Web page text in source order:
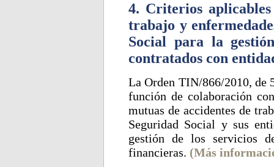
4. Criterios
trabajo y
Social para la
contratados con
La Orden TIN/866/2010, de
función de colaboración
mutuas de accidentes de
Seguridad Social y sus
gestión de los servicios
financieras. (Más